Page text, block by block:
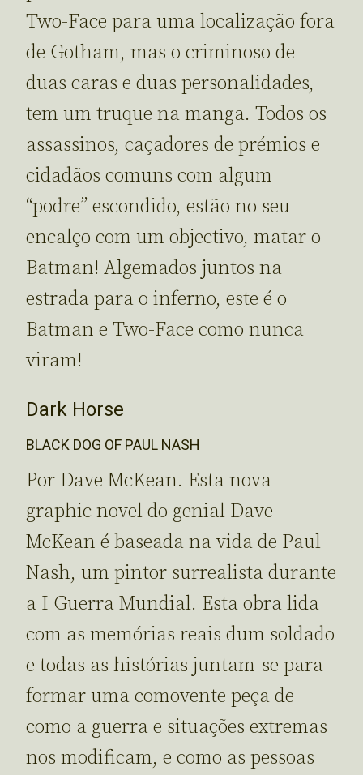
Two-Face para uma localização fora
de Gotham, mas o criminoso de
duas caras e duas personalidades,
tem um truque na manga. Todos os
assassinos, caçadores de prémios e
cidadãos comuns com algum
“podre” escondido, estão no seu
encalço com um objectivo, matar o
Batman! Algemados juntos na
estrada para o inferno, este é o
Batman e Two-Face como nunca
viram!
Dark Horse
BLACK DOG OF PAUL NASH
Por Dave McKean. Esta nova
graphic novel do genial Dave
McKean é baseada na vida de Paul
Nash, um pintor surrealista durante
a I Guerra Mundial. Esta obra lida
com as memórias reais dum soldado
e todas as histórias juntam-se para
formar uma comovente peça de
como a guerra e situações extremas
nos modificam, e como as pessoas